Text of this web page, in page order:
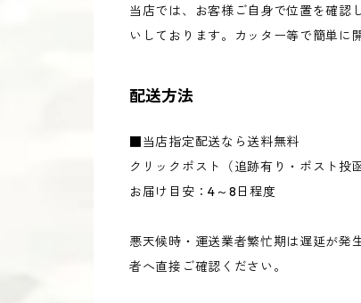
当店では、お客様ご自身で位置を確認
いしております。カッター等で簡単に
配送方法
■当店指定配送なら送料無料
クリックポスト（追跡有り・ポスト投函
お届け目安：4～8日程度
悪天候時・運送業者繁忙期は遅延が発
者へ直接ご確認ください。